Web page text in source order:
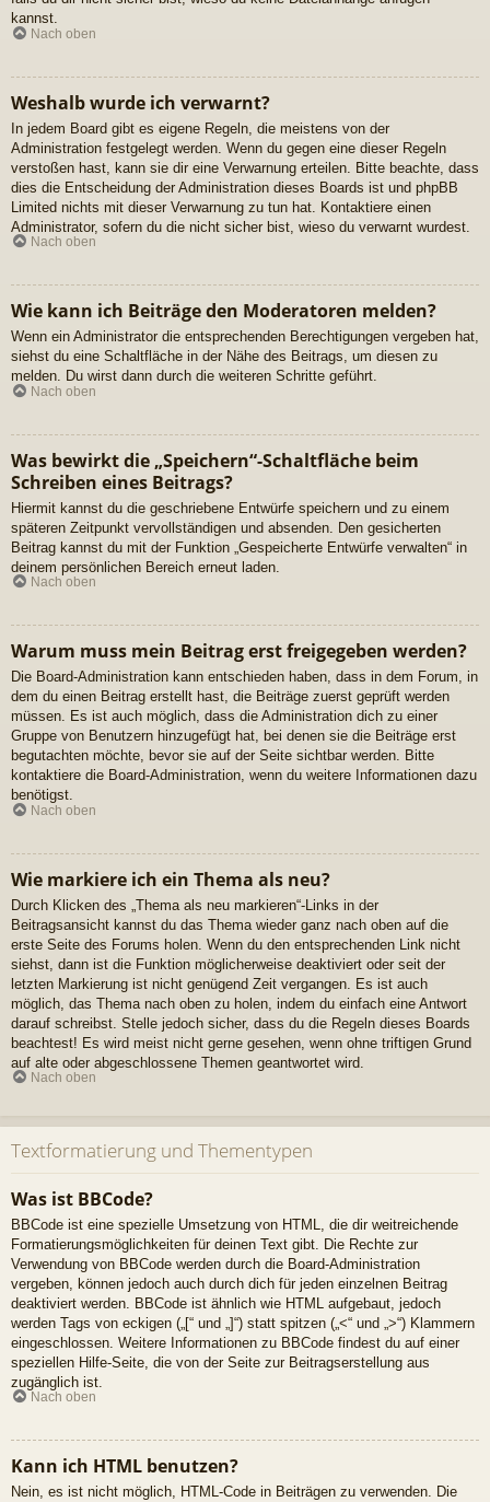
kannst.
Nach oben
Weshalb wurde ich verwarnt?
In jedem Board gibt es eigene Regeln, die meistens von der
Administration festgelegt werden. Wenn du gegen eine dieser Regeln
verstoßen hast, kann sie dir eine Verwarnung erteilen. Bitte beachte, dass
dies die Entscheidung der Administration dieses Boards ist und phpBB
Limited nichts mit dieser Verwarnung zu tun hat. Kontaktiere einen
Administrator, sofern du die nicht sicher bist, wieso du verwarnt wurdest.
Nach oben
Wie kann ich Beiträge den Moderatoren melden?
Wenn ein Administrator die entsprechenden Berechtigungen vergeben hat,
siehst du eine Schaltfläche in der Nähe des Beitrags, um diesen zu
melden. Du wirst dann durch die weiteren Schritte geführt.
Nach oben
Was bewirkt die „Speichern“-Schaltfläche beim
Schreiben eines Beitrags?
Hiermit kannst du die geschriebene Entwürfe speichern und zu einem
späteren Zeitpunkt vervollständigen und absenden. Den gesicherten
Beitrag kannst du mit der Funktion „Gespeicherte Entwürfe verwalten“ in
deinem persönlichen Bereich erneut laden.
Nach oben
Warum muss mein Beitrag erst freigegeben werden?
Die Board-Administration kann entschieden haben, dass in dem Forum, in
dem du einen Beitrag erstellt hast, die Beiträge zuerst geprüft werden
müssen. Es ist auch möglich, dass die Administration dich zu einer
Gruppe von Benutzern hinzugefügt hat, bei denen sie die Beiträge erst
begutachten möchte, bevor sie auf der Seite sichtbar werden. Bitte
kontaktiere die Board-Administration, wenn du weitere Informationen dazu
benötigst.
Nach oben
Wie markiere ich ein Thema als neu?
Durch Klicken des „Thema als neu markieren“-Links in der
Beitragsansicht kannst du das Thema wieder ganz nach oben auf die
erste Seite des Forums holen. Wenn du den entsprechenden Link nicht
siehst, dann ist die Funktion möglicherweise deaktiviert oder seit der
letzten Markierung ist nicht genügend Zeit vergangen. Es ist auch
möglich, das Thema nach oben zu holen, indem du einfach eine Antwort
darauf schreibst. Stelle jedoch sicher, dass du die Regeln dieses Boards
beachtest! Es wird meist nicht gerne gesehen, wenn ohne triftigen Grund
auf alte oder abgeschlossene Themen geantwortet wird.
Nach oben
Textformatierung und Thementypen
Was ist BBCode?
BBCode ist eine spezielle Umsetzung von HTML, die dir weitreichende
Formatierungsmöglichkeiten für deinen Text gibt. Die Rechte zur
Verwendung von BBCode werden durch die Board-Administration
vergeben, können jedoch auch durch dich für jeden einzelnen Beitrag
deaktiviert werden. BBCode ist ähnlich wie HTML aufgebaut, jedoch
werden Tags von eckigen („[“ und „]“) statt spitzen („<“ und „>“) Klammern
eingeschlossen. Weitere Informationen zu BBCode findest du auf einer
speziellen Hilfe-Seite, die von der Seite zur Beitragserstellung aus
zugänglich ist.
Nach oben
Kann ich HTML benutzen?
Nein, es ist nicht möglich, HTML-Code in Beiträgen zu verwenden. Die